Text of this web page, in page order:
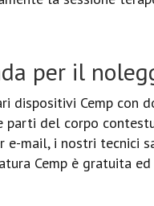
per il
dispositivi Cemp con
parti del corpo
e-mail, i nostri tecnici
Cemp è gratuita